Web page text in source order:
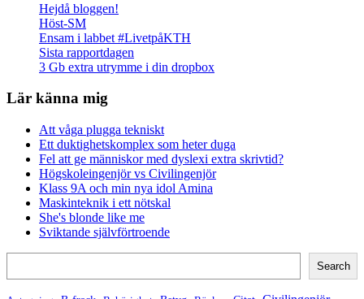
Hejdå bloggen!
Höst-SM
Ensam i labbet #LivetpåKTH
Sista rapportdagen
3 Gb extra utrymme i din dropbox
Lär känna mig
Att våga plugga tekniskt
Ett duktighetskomplex som heter duga
Fel att ge människor med dyslexi extra skrivtid?
Högskoleingenjör vs Civilingenjör
Klass 9A och min nya idol Amina
Maskinteknik i ett nötskal
She's blonde like me
Sviktande självförtroende
Search